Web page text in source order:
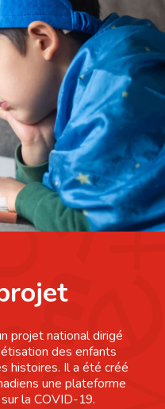
projet national dirigé
des enfants
histoires. Il a été créé
une plateforme
la COVID-19.